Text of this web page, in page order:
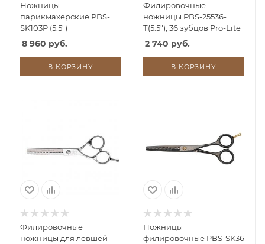
Ножницы
парикмахерские PBS-
SK103P (5.5")
8 960 руб.
В КОРЗИНУ
Филировочные
ножницы PBS-25536-
Т(5.5"), 36 зубцов Pro-Lite
2 740 руб.
В КОРЗИНУ
Филировочные
ножницы для левшей
Ножницы
филировочные PBS-SK36